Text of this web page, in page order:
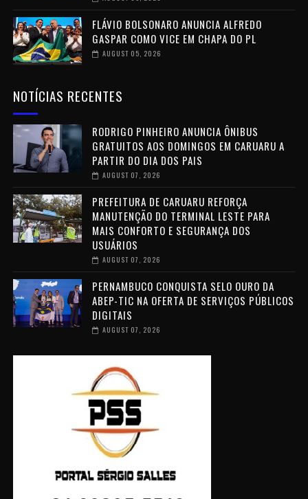
FLÁVIO BOLSONARO ANUNCIA ALFREDO
GASPAR COMO VICE EM CHAPA DO PL
AUGUST 05, 2026
NOTÍCIAS RECENTES
RODRIGO PINHEIRO ANUNCIA ÔNIBUS
GRATUITOS AOS DOMINGOS EM CARUARU A
PARTIR DO DIA DOS PAIS
AUGUST 07, 2026
PREFEITURA DE CARUARU REFORÇA
MANUTENÇÃO DO TERMINAL LESTE PARA
MAIS CONFORTO E SEGURANÇA DOS
USUÁRIOS
AUGUST 07, 2026
PERNAMBUCO CONQUISTA SELO OURO DA
ABEP-TIC NA OFERTA DE SERVIÇOS PÚBLICOS
DIGITAIS
AUGUST 07, 2026